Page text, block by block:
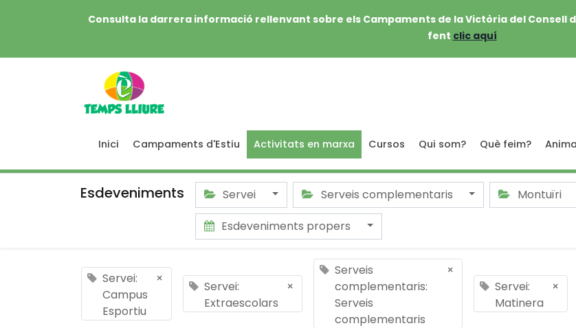
Consulta la darrera informació rellenvant sobre els Campaments de la Victòria del Consell
fent clic aquí
Inici Campaments d'Estiu Activitats en marxa Cursos Qui som? Què feim?
Esdeveniments Servei Serveis complementaris
Montuïri
Esdeveniments propers
Servei:
Campus
Esportiu
×
Servei:
Extraescolars
×
Serveis
complementaris:
Serveis
complementaris
×
Servei:
Matinera
×